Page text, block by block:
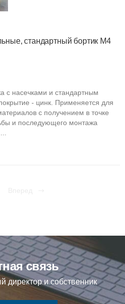
стандартный бортик М4
с насечками и стандартным
- цинк. Применяется для
с получением в точке
и последующего монтажа
связь
директор и собственник